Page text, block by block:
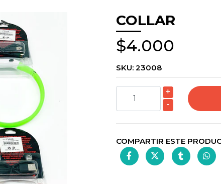
COLLAR
$4.000
SKU: 23008
+
-
COMPARTIR ESTE